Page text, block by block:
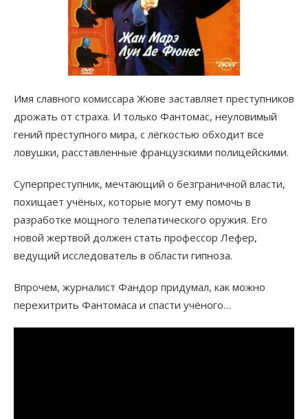
Имя славного комиссара Жюве заставляет преступников
дрожать от страха. И только Фантомас, неуловимый
гений преступного мира, с лёгкостью обходит все
ловушки, расставленные французскими полицейскими.
Суперпреступник, мечтающий о безграничной власти,
похищает учёных, которые могут ему помочь в
разработке мощного телепатического оружия. Его
новой жертвой должен стать профессор Лефер,
ведущий исследователь в области гипноза.
Впрочем, журналист Фандор придумал, как можно
перехитрить Фантомаса и спасти учёного…